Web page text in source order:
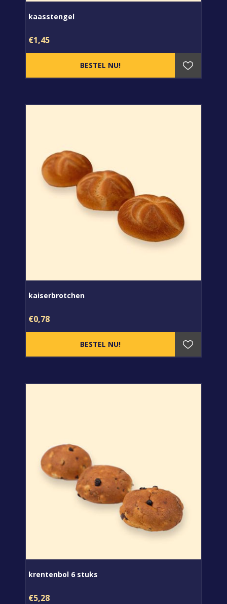
kaasstengel
€1,45
kaiserbrotchen
€0,78
krentenbol 6 stuks
€5,28